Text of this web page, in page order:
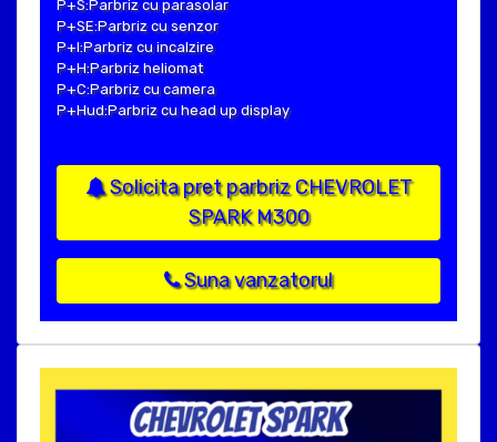
P+S:Parbriz cu parasolar
P+SE:Parbriz cu senzor
P+I:Parbriz cu incalzire
P+H:Parbriz heliomat
P+C:Parbriz cu camera
P+Hud:Parbriz cu head up display
Solicita pret parbriz CHEVROLET
SPARK M300
Suna vanzatorul